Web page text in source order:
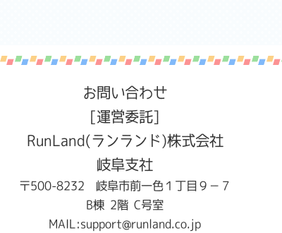
お問い合わせ
[運営委託]
RunLand(ランランド)株式会社
岐阜支社
〒500-8232 岐阜市前一色１丁目９−７
B棟 2階 C号室
MAIL:support@runland.co.jp